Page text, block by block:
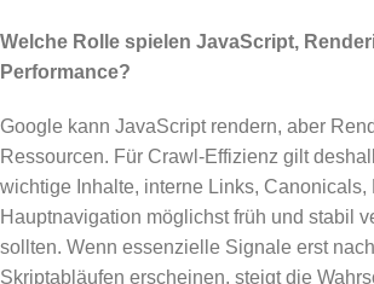
Welche Rolle spielen JavaScript,
Performance?
Google kann JavaScript rendern, aber
Ressourcen. Für Crawl-Effizienz gilt
wichtige Inhalte, interne Links, Canonicals,
Hauptnavigation möglichst früh und stabil
sollten. Wenn essenzielle Signale erst
Skriptabläufen erscheinen, steigt die